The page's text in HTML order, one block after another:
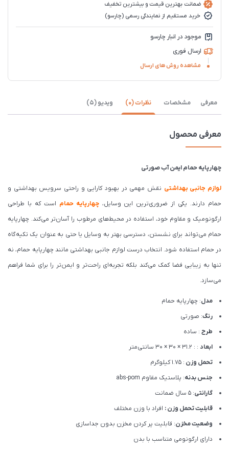
ضمانت بهترین قیمت و بیشترین تخفیف
خرید مستقیم از نمایندگی رسمی (چارسو)
موجود در انبار چارسو
ارسال فوری
مشاهده روش های ارسال
معرفی مشخصات نظرات (0) ویدیو (5)
معرفی محصول
چهارپایه حمام ایمن آب صورتی
لوازم جانبی بهداشتی نقش مهمی در بهبود کارایی و راحتی سرویس بهداشتی و
حمام دارند. یکی از ضروری‌ترین این وسایل،چهارپایه حمام است که با طراحی
ارگونومیک و مقاوم خود، استفاده در محیط‌های مرطوب را آسان‌تر می‌کند. چهارپایه
حمام می‌تواند برای نشستن، دسترسی بهتر به وسایل یا حتی به عنوان یک تکیه‌گاه
در حمام استفاده شود. انتخاب درست لوازم جانبی بهداشتی مانند چهارپایه حمام، نه
تنها به زیبایی فضا کمک می‌کند بلکه تجربه‌ای راحت‌تر و ایمن‌تر را برای شما فراهم
می‌سازد.
مدل: چهارپایه حمام
رنگ: صورتی
طرح : ساده
ابعاد : : 31.2 × 30 × 30 سانتی‌متر
تحمل وزن : 1.75 کیلوگرم
جنس بدنه: پلاستیک مقاوم abs-pom
گارانتی: 5 سال ضمانت
قابلیت تحمل وزن : افراد با وزن مختلف
وضعیت مخزن: قابلیت پر کردن مخزن بدون جداسازی
دارای ارگونومی متناسب با بدن